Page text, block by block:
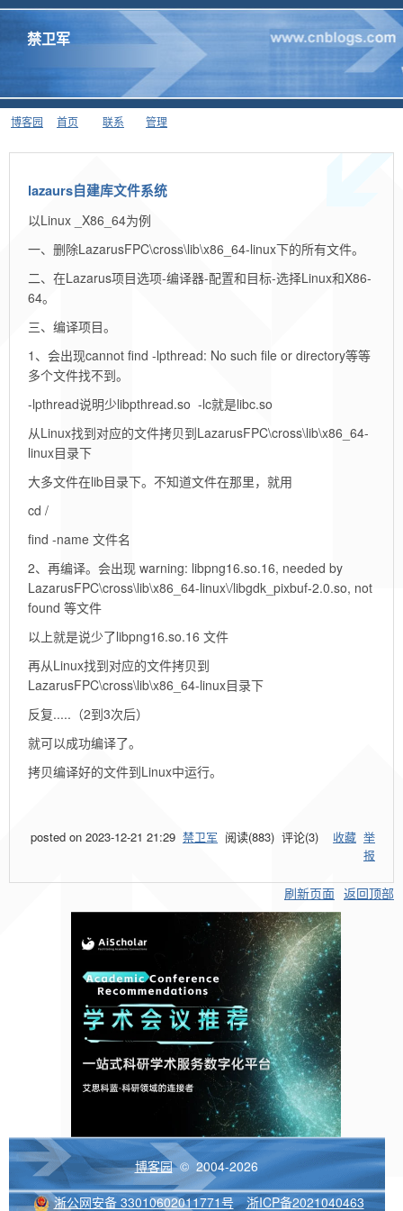
禁卫军
博客园 首页 联系 管理
lazaurs自建库文件系统
以Linux _X86_64为例
一、删除LazarusFPC\cross\lib\x86_64-linux下的所有文件。
二、在Lazarus项目选项-编译器-配置和目标-选择Linux和X86-
64。
三、编译项目。
1、会出现cannot find -lpthread: No such file or directory等等
多个文件找不到。
-lpthread说明少libpthread.so -lc就是libc.so
从Linux找到对应的文件拷贝到LazarusFPC\cross\lib\x86_64-
linux目录下
大多文件在lib目录下。不知道文件在那里，就用
cd /
find -name 文件名
2、再编译。会出现 warning: libpng16.so.16, needed by
LazarusFPC\cross\lib\x86_64-linux\/libgdk_pixbuf-2.0.so, not
found 等文件
以上就是说少了libpng16.so.16 文件
再从Linux找到对应的文件拷贝到
LazarusFPC\cross\lib\x86_64-linux目录下
反复.....（2到3次后）
就可以成功编译了。
拷贝编译好的文件到Linux中运行。
posted on 2023-12-21 21:29 禁卫军 阅读(883) 评论(3) 收藏 举
报
刷新页面 返回顶部
博客园© 2004-2026
浙公网安备 33010602011771号
浙ICP备2021040463